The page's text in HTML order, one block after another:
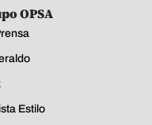
OPSA
Estilo